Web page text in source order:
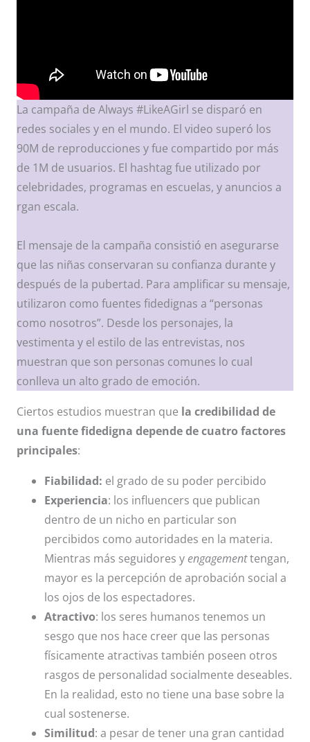
La campaña de Always #LikeAGirl se disparó en
redes sociales y en el mundo. El video superó los
90M de reproducciones y fue compartido por más
de 1M de usuarios. El hashtag fue utilizado por
celebridades, programas en escuelas, y anuncios a
rgan escala.
El mensaje de la campaña consistió en asegurarse
que las niñas conservaran su confianza durante y
después de la pubertad. Para amplificar su mensaje,
utilizaron como fuentes fidedignas a “personas
como nosotros”. Desde los personajes, la
vestimenta y el estilo de las entrevistas, nos
muestran que son personas comunes lo cual
conlleva un alto grado de emoción.
Ciertos estudios muestran que la credibilidad de
una fuente fidedigna depende de cuatro factores
principales:
Fiabilidad: el grado de su poder percibido​
Experiencia: ​los influencers que publican
dentro de un nicho en particular son
percibidos como autoridades en la materia.
Mientras más seguidores y engagementtengan,
mayor es la percepción de aprobación social a
los ojos de los espectadores.
Atractivo: los seres humanos tenemos un
sesgo que nos hace creer que las personas
físicamente atractivas también poseen otros
rasgos de personalidad socialmente deseables.
En la realidad, esto no tiene una base sobre la
cual sostenerse.​
Similitud: a pesar de tener una gran cantidad